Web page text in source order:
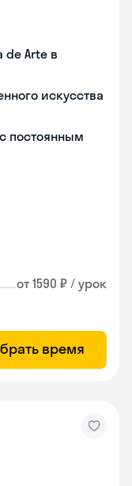
de Arte в
искусства
постоянным
от 1590 ₽ / урок
время